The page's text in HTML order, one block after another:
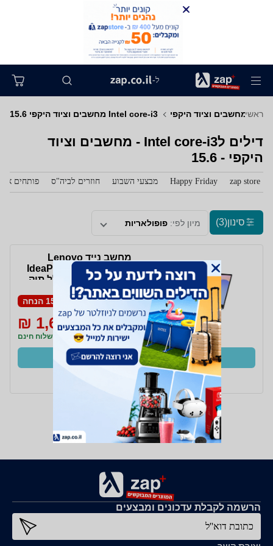
ל-
ראשימחשבים וציוד היקפי Intel core-i3 מחשבים וציוד היקפי 15.6
דילים לIntel core-i3 - מחשבים וציוד
היקפי - 15.6
zap store
Happy Friday מבצעי השבוע חוזרים לביה"ס פותחים את
סינון(3) מיון לפי: פופולאריות
מחשב נייד Lenovo
IdeaPad Slim 3-15IAN8
82XB004WIV- כולל תיק
ועכבר מתנה
15% הנחה
1,999 ₪
1,699 ₪
משלוח חינם
קנו עכשיו
ב- אונליין שופ+
הרשמה לקבלת עדכונים ומבצעים
כתובת דוא''ל